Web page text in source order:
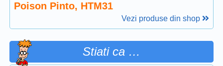
Poison Pinto, HTM31
Vezi produse din shop
Stiati ca …